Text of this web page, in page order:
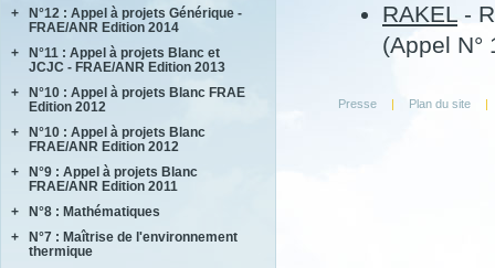
AIRTIUS
BRENNUS
COVERIF
MAGIC
+
N°12 : Appel à projets Générique -
FRAE/ANR Edition 2014
ANVES
HighS-Ti
M-SCOT
MORE4LESS
OPTIMUM
SUB SUPER JET
TIMBER
+
N°11 : Appel à projets Blanc et
JCJC - FRAE/ANR Edition 2013
AMANDE
COMPACS
METAUDIBLE
REFINE
REMEDDIES
SALWARE
SLENDER
+
N°10 : Appel à projets Blanc FRAE
Edition 2012
ACCITE
PARASOFT
SEMAFOR
+
N°10 : Appel à projets Blanc
FRAE/ANR Edition 2012
LIMICOS
+
N°9 : Appel à projets Blanc
FRAE/ANR Edition 2011
DISCERN
SePaCoDe
SONOBL
+ N°8 : Mathématiques
ECOSEA
IPPON
+
N°7 : Maîtrise de l'environnement
thermique
RAKEL -
(Appel N°
Presse | Plan du site |